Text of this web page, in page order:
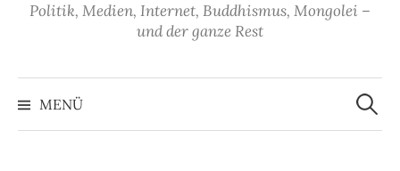
Politik, Medien, Internet, Buddhismus, Mongolei –
und der ganze Rest
MENÜ
Suchen
nach: